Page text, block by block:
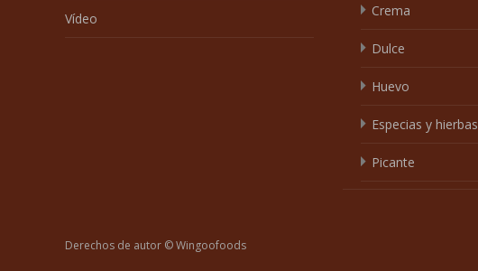
Vídeo Crema
Dulce
Huevo
Especias y hierbas
Picante
Derechos de autor © Wingoofoods